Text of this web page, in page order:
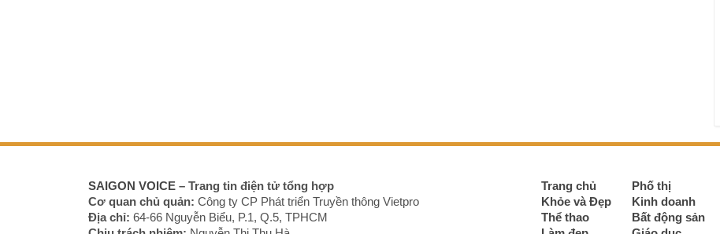
SAIGON VOICE – Trang tin điện tử tổng hợp
Cơ quan chủ quản: Công ty CP Phát triển Truyền thông Vietpro
Địa chỉ: 64-66 Nguyễn Biểu, P.1, Q.5, TPHCM
Trang chủ Phố thị
Khỏe và Đẹp
Kinh doanh
Thể thao
Bất động sản